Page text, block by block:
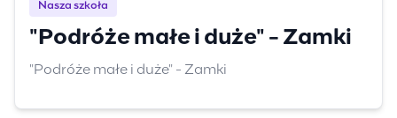
Nasza szkoła
"Podróże małe i duże" - Zamki
"Podróże małe i duże" - Zamki